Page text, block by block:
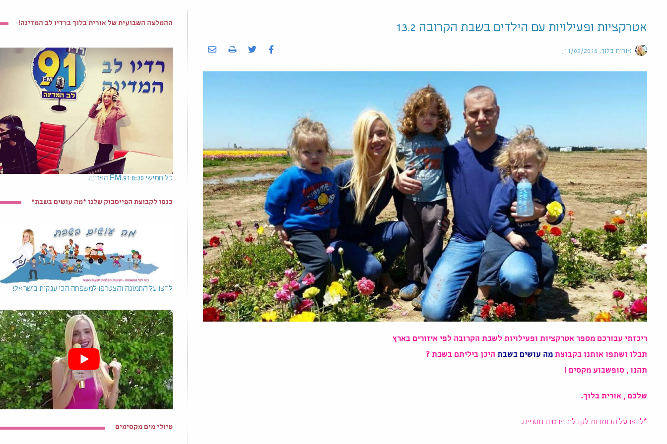
אטרקציות ופעילויות עם הילדים בשבת הקרובה 13.2
אורית בלוך 11/02/2016
ריכזתי עבורכם מספר אטרקציות ופעילויות לשבת הקרובה לפי איזורים בארץ
תבלו ושתפו אותנו בקבוצת מה עושים בשבת היכן ביליתם בשבת ?
תהנו , סופשבוע מקסים !
שלכם , אורית בלוך.
*לחצו על הכותרות לקבלת פרטים נוספים.
ההמלצה השבועית של אורית בלוך ברדיו לב המדינה!
כל חמישי 8:30 91.FM האזינו!
כנסו לקבוצת הפייסבוק שלנו *מה עושים בשבת*
לחצו על התמונה והצטרפו למשפחה הכי ענקית בישראל!
טיולי מים מקסימים